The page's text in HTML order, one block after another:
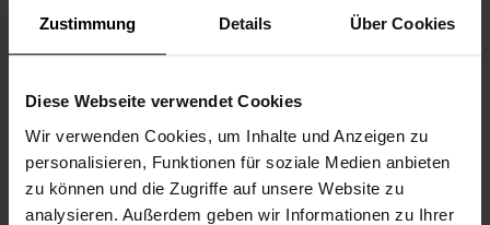
Zustimmung Details Über Cookies
Diese Webseite verwendet Cookies
Wir verwenden Cookies, um Inhalte und Anzeigen zu
personalisieren, Funktionen für soziale Medien anbieten
zu können und die Zugriffe auf unsere Website zu
analysieren. Außerdem geben wir Informationen zu Ihrer
mit Namen
– Sterntaler
Bauernhof Hund &
Lamm, bestickt im
2er Pack
personalisiert
– Sterntaler
Musselin
Kuscheldecke mit
Namen bestickt